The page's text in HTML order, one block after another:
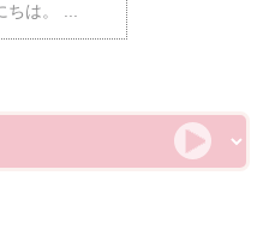
ちは。 ...